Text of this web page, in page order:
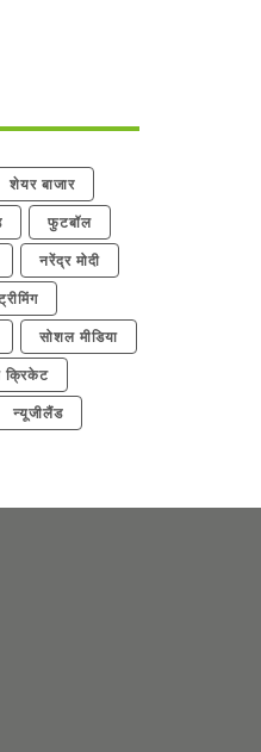
शेयर बाजार
फुटबॉल
नरेंद्र मोदी
सोशल मीडिया
क्रिकेट
न्यूजीलैंड